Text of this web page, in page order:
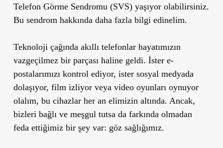
Telefon Görme Sendromu (SVS) yaşıyor olabilirsiniz.
Bu sendrom hakkında daha fazla bilgi edinelim.
Teknoloji çağında akıllı telefonlar hayatımızın
vazgeçilmez bir parçası haline geldi. İster e-
postalarımızı kontrol ediyor, ister sosyal medyada
dolaşıyor, film izliyor veya video oyunları oynuyor
olalım, bu cihazlar her an elimizin altında. Ancak,
bizleri bağlı ve meşgul tutsa da farkında olmadan
feda ettiğimiz bir şey var: göz sağlığımız.